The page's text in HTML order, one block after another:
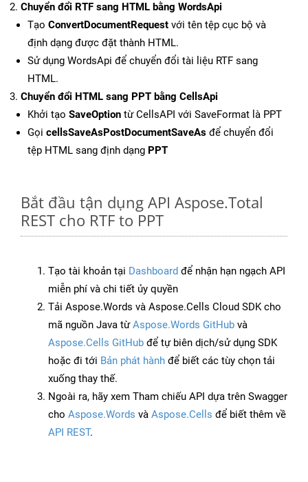
Chuyển đổi RTF sang HTML bằng WordsApi
Tạo ConvertDocumentRequest với tên tệp cục bộ và
định dạng được đặt thành HTML.
Sử dụng WordsApi để chuyển đổi tài liệu RTF sang
HTML.
Chuyển đổi HTML sang PPT bằng CellsApi
Khởi tạo SaveOption từ CellsAPI với SaveFormat là PPT
Gọi cellsSaveAsPostDocumentSaveAs để chuyển đổi
tệp HTML sang định dạng PPT
Bắt đầu tận dụng API Aspose.Total
REST cho RTF to PPT
Tạo tài khoản tại Dashboard để nhận hạn ngạch API
miễn phí và chi tiết ủy quyền
Tải Aspose.Words và Aspose.Cells Cloud SDK cho
mã nguồn Java từAspose.Words GitHub và
Aspose.Cells GitHub để tự biên dịch/sử dụng SDK
hoặc đi tới Bản phát hành để biết các tùy chọn tải
xuống thay thế.
Ngoài ra, hãy xem Tham chiếu API dựa trên Swagger
cho Aspose.Words và Aspose.Cells để biết thêm về
API REST.